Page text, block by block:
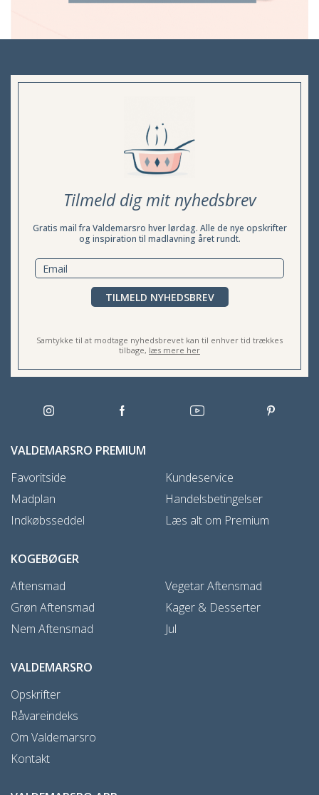
Tilmeld dig mit nyhedsbrev
Gratis mail fra Valdemarsro hver lørdag. Alle de nye opskrifter
og inspiration til madlavning året rundt.
TILMELD NYHEDSBREV
Samtykke til at modtage nyhedsbrevet kan til enhver tid trækkes
tilbage, læs mere her
VALDEMARSRO PREMIUM
Favoritside
Madplan
Indkøbsseddel
Kundeservice
Handelsbetingelser
Læs alt om Premium
KOGEBØGER
Aftensmad
Grøn Aftensmad
Nem Aftensmad
Vegetar Aftensmad
Kager & Desserter
Jul
VALDEMARSRO
Opskrifter
Råvareindeks
Om Valdemarsro
Kontakt